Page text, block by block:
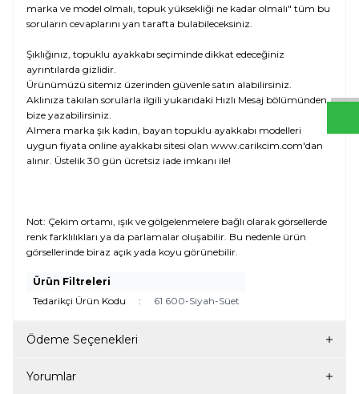
marka ve model olmalı, topuk yüksekliği ne kadar olmalı" tüm bu
soruların cevaplarını yan tarafta bulabileceksiniz.
Şıklığınız, topuklu ayakkabı seçiminde dikkat edeceğiniz
ayrıntılarda gizlidir.
Ürünümüzü sitemiz üzerinden güvenle satın alabilirsiniz.
Aklınıza takılan sorularla ilgili yukarıdaki Hızlı Mesaj bölümünden
bize yazabilirsiniz.
Almera marka şık kadın, bayan topuklu ayakkabı modelleri
uygun fiyata online ayakkabı sitesi olan www.carikcim.com'dan
alınır. Üstelik 30 gün ücretsiz iade imkanı ile!
Not: Çekim ortamı, ışık ve gölgelenmelere bağlı olarak görsellerde
renk farklılıkları ya da parlamalar oluşabilir. Bu nedenle ürün
görsellerinde biraz açık yada koyu görünebilir.
Ürün Filtreleri
Tedarikçi Ürün Kodu
: 61 600-Siyah-Süet
Ödeme Seçenekleri
Yorumlar